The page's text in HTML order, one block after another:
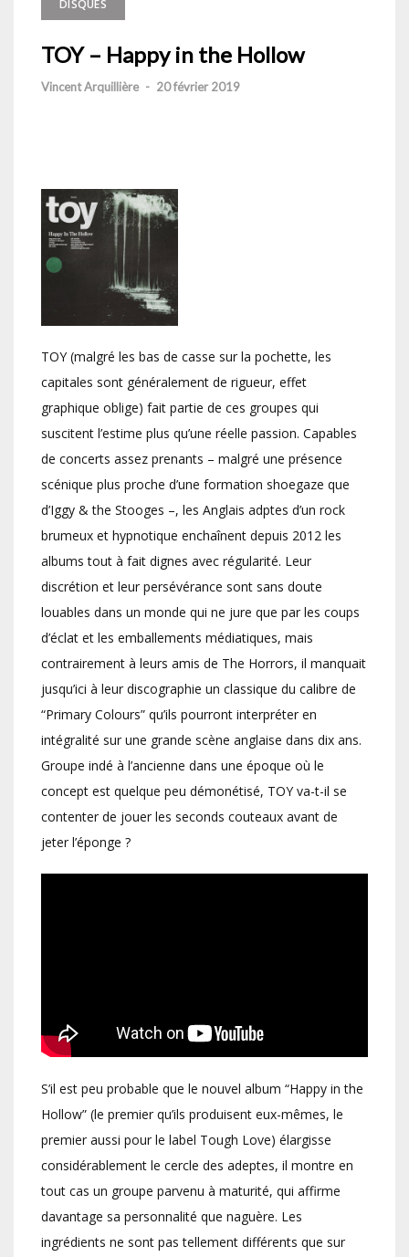
DISQUES
TOY – Happy in the Hollow
Vincent Arquillière - 20 février 2019
TOY (malgré les bas de casse sur la pochette, les
capitales sont généralement de rigueur, effet
graphique oblige) fait partie de ces groupes qui
suscitent l’estime plus qu’une réelle passion. Capables
de concerts assez prenants – malgré une présence
scénique plus proche d’une formation shoegaze que
d’Iggy & the Stooges –, les Anglais adptes d’un rock
brumeux et hypnotique enchaînent depuis 2012 les
albums tout à fait dignes avec régularité. Leur
discrétion et leur persévérance sont sans doute
louables dans un monde qui ne jure que par les coups
d’éclat et les emballements médiatiques, mais
contrairement à leurs amis de The Horrors, il manquait
jusqu’ici à leur discographie un classique du calibre de
“Primary Colours” qu’ils pourront interpréter en
intégralité sur une grande scène anglaise dans dix ans.
Groupe indé à l’ancienne dans une époque où le
concept est quelque peu démonétisé, TOY va-t-il se
contenter de jouer les seconds couteaux avant de
jeter l’éponge ?
S’il est peu probable que le nouvel album “Happy in the
Hollow” (le premier qu’ils produisent eux-mêmes, le
premier aussi pour le label Tough Love) élargisse
considérablement le cercle des adeptes, il montre en
tout cas un groupe parvenu à maturité, qui affirme
davantage sa personnalité que naguère. Les
ingrédients ne sont pas tellement différents que sur